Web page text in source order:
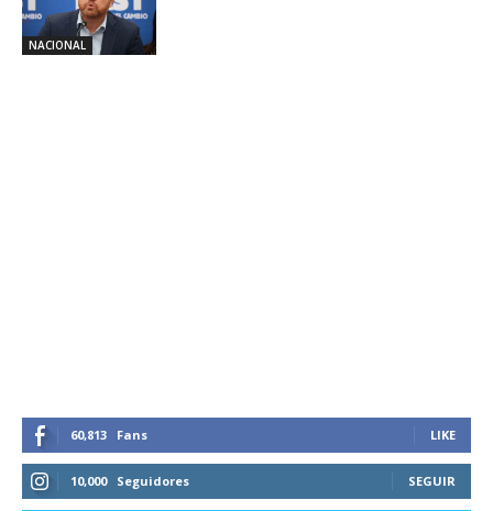
NACIONAL
60,813 Fans LIKE
10,000 Seguidores SEGUIR